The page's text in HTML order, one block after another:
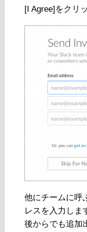
[I Agree]をクリ
他にチームに呼
レスを入力しま
後からでも追加